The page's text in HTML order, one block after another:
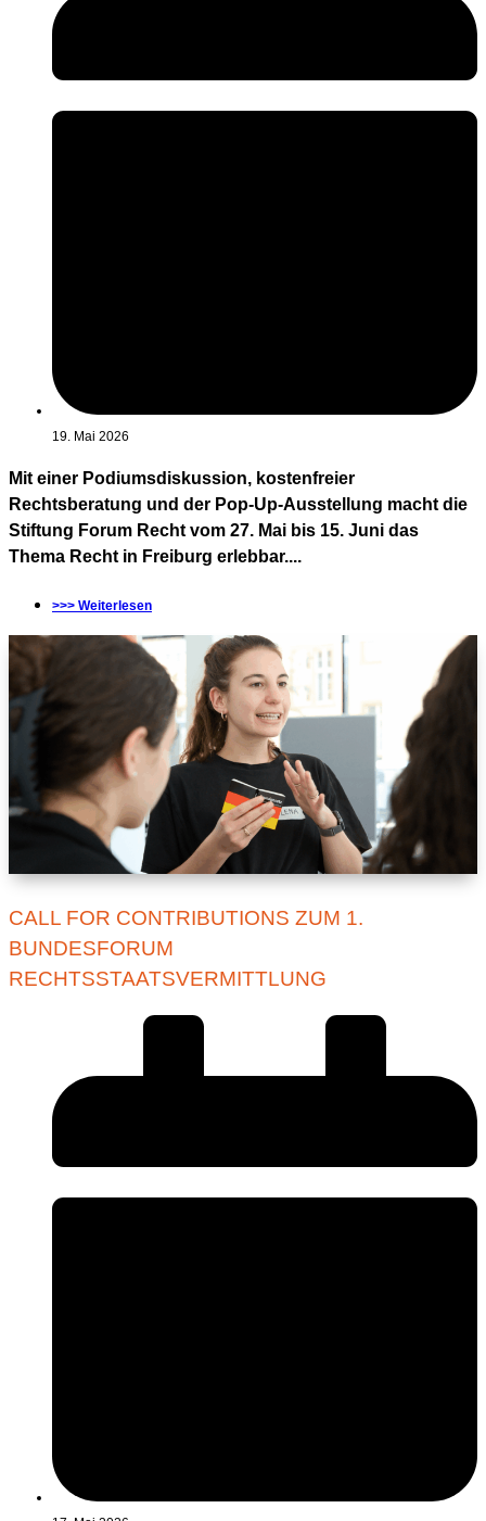
19. Mai 2026
Mit einer Podiumsdiskussion, kostenfreier
Rechtsberatung und der Pop-Up-Ausstellung macht die
Stiftung Forum Recht vom 27. Mai bis 15. Juni das
Thema Recht in Freiburg erlebbar....
>>> Weiterlesen
CALL FOR CONTRIBUTIONS ZUM 1.
BUNDESFORUM
RECHTSSTAATSVERMITTLUNG